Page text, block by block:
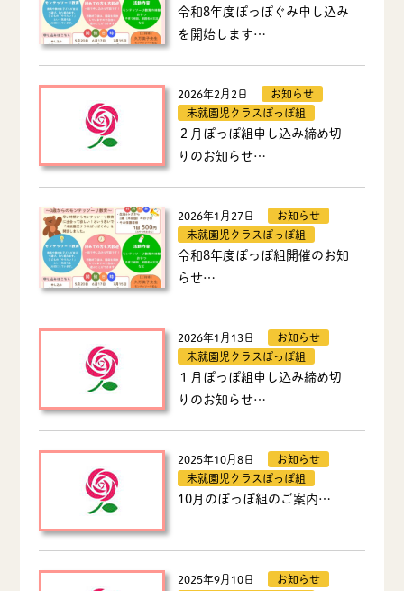
令和8年度ぽっぽぐみ申し込み
を開始します…
2026年2月2日
お知らせ
未就園児クラスぽっぽ組
２月ぽっぽ組申し込み締め切
りのお知らせ…
2026年1月27日
お知らせ
未就園児クラスぽっぽ組
令和8年度ぽっぽ組開催のお知
らせ…
2026年1月13日
お知らせ
未就園児クラスぽっぽ組
１月ぽっぽ組申し込み締め切
りのお知らせ…
2025年10月8日
お知らせ
未就園児クラスぽっぽ組
10月のぽっぽ組のご案内…
2025年9月10日
お知らせ